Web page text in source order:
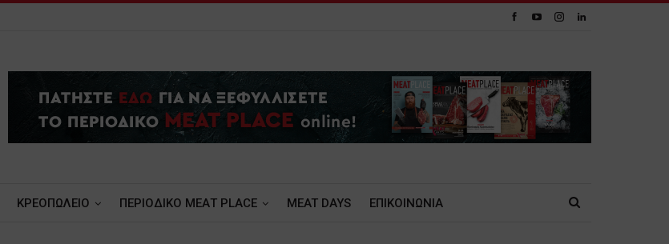
ΚΡΕΟΠΩΛΕΙΟ ΠΕΡΙΟΔΙΚΟ ΜΕΑΤ PLACE MEAT DAYS ΕΠΙΚΟΙΝΩΝΙΑ